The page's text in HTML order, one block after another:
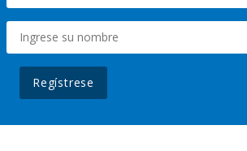
Regístrese